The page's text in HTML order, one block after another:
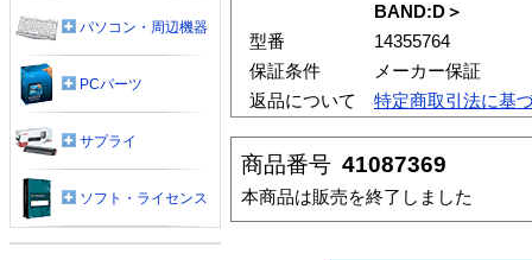
BAND:D＞
型番
14355764
保証条件
メーカー保証
返品について
特定商取引法に基
商品番号 41087369
本商品は販売を終了しました
パソコン・周辺機器
PCパーツ
サプライ
ソフト・ライセンス